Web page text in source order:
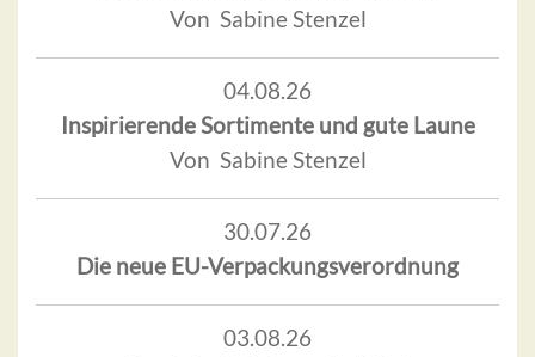
Von Sabine Stenzel
04.08.26
Inspirierende Sortimente und gute Laune
Von Sabine Stenzel
30.07.26
Die neue EU-Verpackungsverordnung
03.08.26